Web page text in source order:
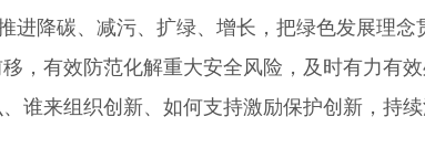
进降碳、减污、扩绿、增长，把绿色发展理
，有效防范化解重大安全风险，及时有力有
谁来组织创新、如何支持激励保护创新，持